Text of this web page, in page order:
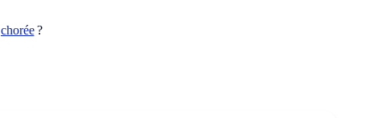
chorée?